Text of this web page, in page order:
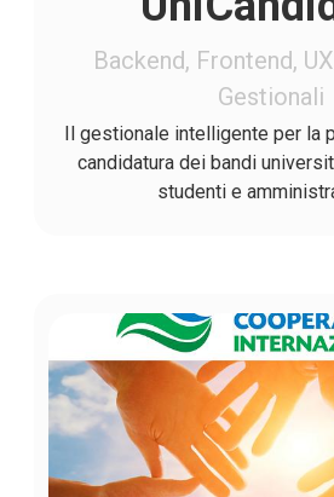
Backend, Frontend,
Gestionali
Il gestionale intelligente per la
candidatura dei bandi
studenti e